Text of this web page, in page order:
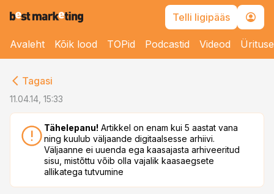
Telli ligipääs
Avaleht Kõik lood TOPid Podcastid Videod
Tagasi
11.04.14, 15:33
Tähelepanu! Artikkel on enam kui 5 aastat vana
ning kuulub väljaande digitaalsesse arhiivi.
Väljaanne ei uuenda ega kaasajasta arhiveeritud
sisu, mistõttu võib olla vajalik kaasaegsete
allikatega tutvumine